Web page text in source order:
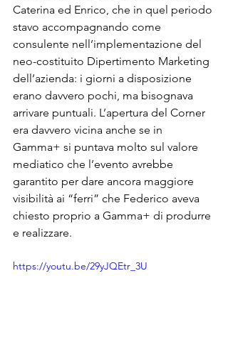
Caterina ed Enrico, che in quel periodo
stavo accompagnando come
consulente nell’implementazione del
neo-costituito Dipertimento Marketing
dell’azienda: i giorni a disposizione
erano davvero pochi, ma bisognava
arrivare puntuali. L’apertura del Corner
era davvero vicina anche se in
Gamma+ si puntava molto sul valore
mediatico che l’evento avrebbe
garantito per dare ancora maggiore
visibilità ai “ferri” che Federico aveva
chiesto proprio a Gamma+ di produrre
e realizzare.
https://youtu.be/29yJQEtr_3U